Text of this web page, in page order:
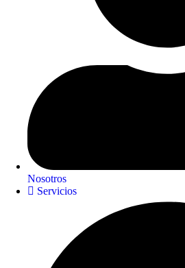
Nosotros
Servicios